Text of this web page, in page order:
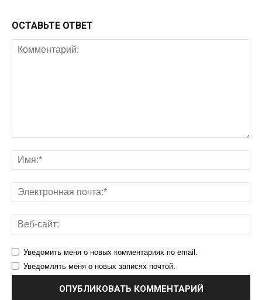
ОСТАВЬТЕ ОТВЕТ
Уведомить меня о новых комментариях по email.
Уведомлять меня о новых записях почтой.